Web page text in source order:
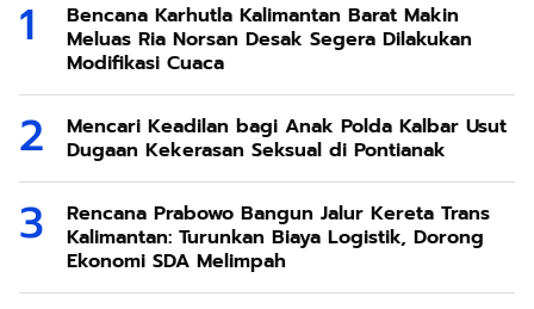
Bencana Karhutla Kalimantan Barat Makin
Meluas Ria Norsan Desak Segera Dilakukan
Modifikasi Cuaca
Mencari Keadilan bagi Anak Polda Kalbar Usut
Dugaan Kekerasan Seksual di Pontianak
Rencana Prabowo Bangun Jalur Kereta Trans
Kalimantan: Turunkan Biaya Logistik, Dorong
Ekonomi SDA Melimpah